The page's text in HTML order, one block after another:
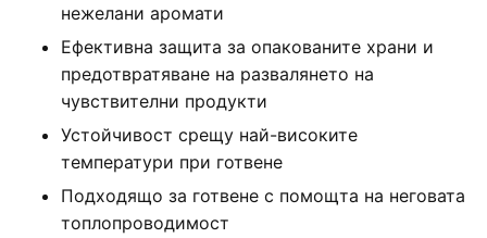
нежелани аромати
Ефективна защита за опакованите храни и
предотвратяване на развалянето на
чувствителни продукти
Устойчивост срещу най-високите
температури при готвене
Подходящо за готвене с помощта на неговата
топлопроводимост